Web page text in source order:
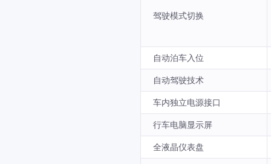
驾驶模式切换
自动泊车入位
自动驾驶技术
车内独立电源接口
行车电脑显示屏
全液晶仪表盘